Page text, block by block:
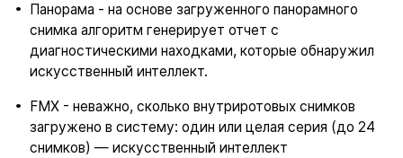
Панорама - на основе загруженного панорамного
снимка алгоритм генерирует отчет с
диагностическими находками, которые обнаружил
искусственный интеллект.
FMX - неважно, сколько внутриротовых снимков
загружено в систему: один или целая серия (до 24
снимков) — искусственный интеллект